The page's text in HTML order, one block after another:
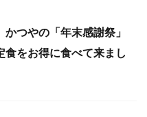
かつやの「年末感謝祭」
食をお得に食べて来まし